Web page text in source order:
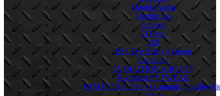
Double Alpha
DoubleTap
Echelon
EOTech
ESS
ESS Eye Safety Systems
Evolution
EVOLUTION AIRSOFT
Evolution EYEWEAR
FAM PIONKI Fabryka amunicji